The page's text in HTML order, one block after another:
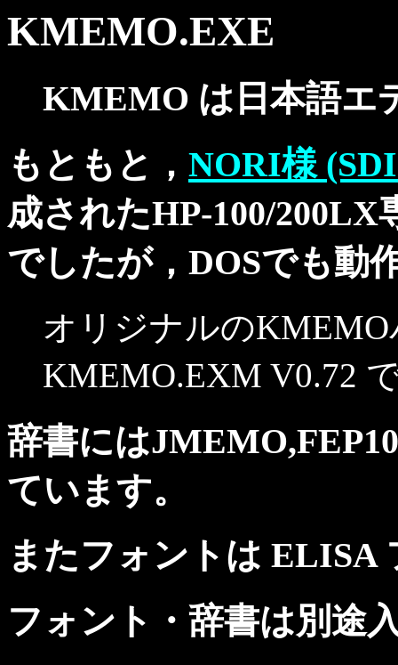
KMEMO.EXE
KMEMO は日本語エ
もともと， NORI様
成されたHP-100/
でしたが，DOSでも動
オリジナルの
KMEMO.EXM V0.72
辞書には
ています。
またフォントは ELISA
フォント・辞書は別途